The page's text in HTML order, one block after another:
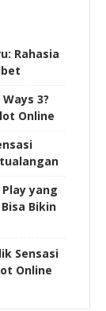
Rahasia
3?
Online
yang
Bikin
Sensasi
Online